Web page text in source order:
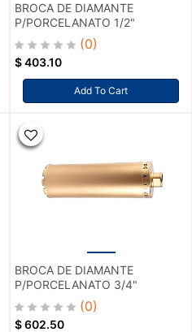
BROCA DE DIAMANTE
P/PORCELANATO 1/2"
(0)
$403.10
Add To Cart
BROCA DE DIAMANTE
P/PORCELANATO 3/4"
(0)
$602.50